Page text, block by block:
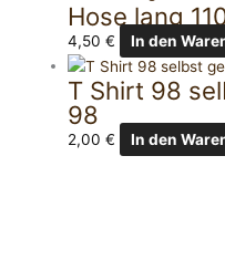
Hose lang
4,50€ In den
T Shirt 98
98
2,00€ In den